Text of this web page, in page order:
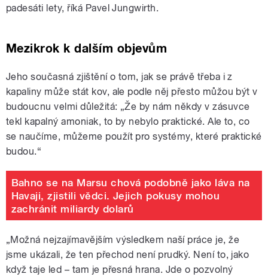
padesáti lety, říká Pavel Jungwirth.
Mezikrok k dalším objevům
Jeho současná zjištění o tom, jak se právě třeba i z
kapaliny může stát kov, ale podle něj přesto můžou být v
budoucnu velmi důležitá: „Že by nám někdy v zásuvce
tekl kapalný amoniak, to by nebylo praktické. Ale to, co
se naučíme, můžeme použít pro systémy, které praktické
budou.“
Bahno se na Marsu chová podobně jako láva na
Havaji, zjistili vědci. Jejich pokusy mohou
zachránit miliardy dolarů
„Možná nejzajímavějším výsledkem naší práce je, že
jsme ukázali, že ten přechod není prudký. Není to, jako
když taje led – tam je přesná hrana. Jde o pozvolný